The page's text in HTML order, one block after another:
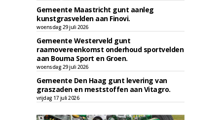
Gemeente Maastricht gunt aanleg
kunstgrasvelden aan Finovi.
woensdag 29 juli 2026
Gemeente Westerveld gunt
raamovereenkomst onderhoud sportvelden
aan Bouma Sport en Groen.
woensdag 29 juli 2026
Gemeente Den Haag gunt levering van
graszaden en meststoffen aan Vitagro.
vrijdag 17 juli 2026